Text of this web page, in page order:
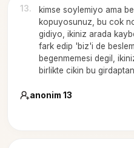
13.
kimse soylemiyo ama
kopuyosunuz, bu cok
gidiyo, ikiniz arada
fark edip 'biz'i de
begenmemesi degil,
birlikte cikin bu
anonim 13